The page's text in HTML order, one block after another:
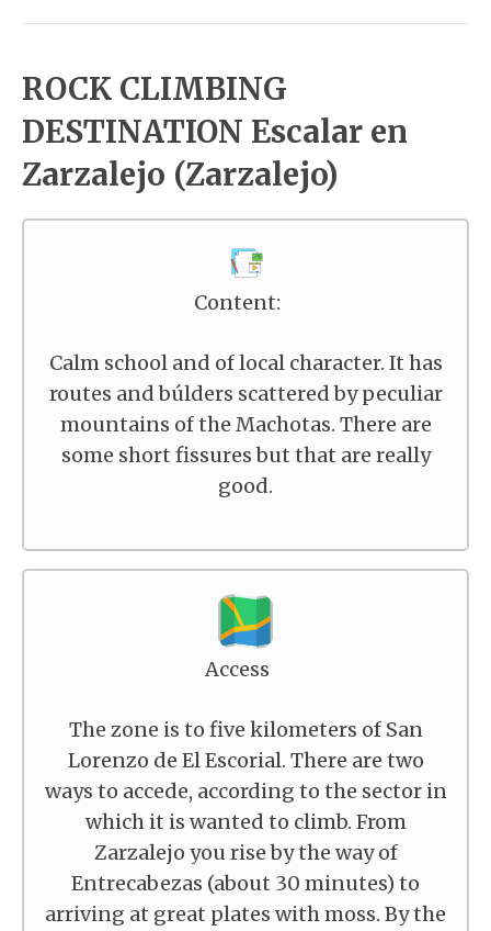
ROCK CLIMBING
DESTINATION Escalar en
Zarzalejo (Zarzalejo)
Content:
Calm school and of local character. It has
routes and búlders scattered by peculiar
mountains of the Machotas. There are
some short fissures but that are really
good.
Access
The zone is to five kilometers of San
Lorenzo de El Escorial. There are two
ways to accede, according to the sector in
which it is wanted to climb. From
Zarzalejo you rise by the way of
Entrecabezas (about 30 minutes) to
arriving at great plates with moss. By the